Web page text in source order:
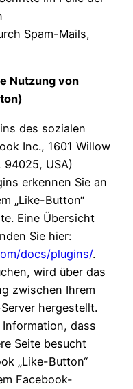
Spam-Mails,
Nutzung von
des sozialen
Inc., 1601 Willow
94025, USA)
erkennen Sie an
„Like-Button“
Eine Übersicht
Sie hier:
docs/plugins/.
wird über das
zwischen Ihrem
hergestellt.
dass
Seite besucht
„Like-Button“
Facebook-